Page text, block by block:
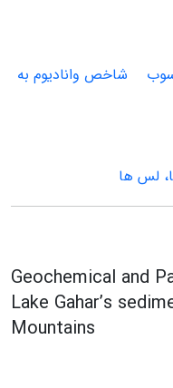
شاخص وانادیوم به
لس ها
Geochemical and
Lake Gahar’s
Mountains